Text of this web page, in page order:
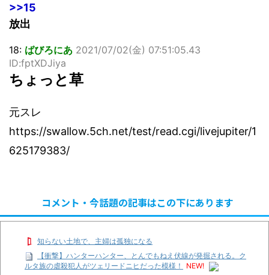
>>15
放出
18: ばびろにあ 2021/07/02(金) 07:51:05.43
ID:fptXDJiya
ちょっと草
元スレ
https://swallow.5ch.net/test/read.cgi/livejupiter/1
625179383/
コメント・今話題の記事はこの下にあります
知らない土地で、主婦は孤独になる
【衝撃】ハンターハンター、とんでもねえ伏線が発掘される。ク
ルタ族の虐殺犯人がツェリードニヒだった模様！
NEW!